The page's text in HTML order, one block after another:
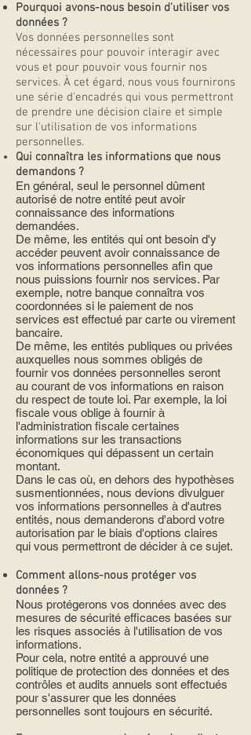
Pourquoi avons-nous besoin d'utiliser vos
données ?
Vos données personnelles sont
nécessaires pour pouvoir interagir avec
vous et pour pouvoir vous fournir nos
services. À cet égard, nous vous fournirons
une série d'encadrés qui vous permettront
de prendre une décision claire et simple
sur l'utilisation de vos informations
personnelles.
Qui connaîtra les informations que nous
demandons ?
En général, seul le personnel dûment
autorisé de notre entité peut avoir
connaissance des informations
demandées.
De même, les entités qui ont besoin d'y
accéder peuvent avoir connaissance de
vos informations personnelles afin que
nous puissions fournir nos services. Par
exemple, notre banque connaîtra vos
coordonnées si le paiement de nos
services est effectué par carte ou virement
bancaire.
De même, les entités publiques ou privées
auxquelles nous sommes obligés de
fournir vos données personnelles seront
au courant de vos informations en raison
du respect de toute loi. Par exemple, la loi
fiscale vous oblige à fournir à
l'administration fiscale certaines
informations sur les transactions
économiques qui dépassent un certain
montant.
Dans le cas où, en dehors des hypothèses
susmentionnées, nous devions divulguer
vos informations personnelles à d'autres
entités, nous demanderons d'abord votre
autorisation par le biais d'options claires
qui vous permettront de décider à ce sujet.
Comment allons-nous protéger vos
données ?
Nous protégerons vos données avec des
mesures de sécurité efficaces basées sur
les risques associés à l'utilisation de vos
informations.
Pour cela, notre entité a approuvé une
politique de protection des données et des
contrôles et audits annuels sont effectués
pour s'assurer que les données
personnelles sont toujours en sécurité.